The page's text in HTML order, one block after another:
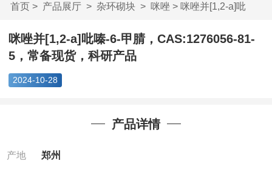
首页> 产品展厅> 杂环砌块> 咪唑 > 咪唑并[1,2-a]吡
嗪-6-甲腈，CA...
咪唑并[1,2-a]吡嗪-6-甲腈，CAS:1276056-81-
5，常备现货，科研产品
2024-10-28
产品详情
产地 郑州